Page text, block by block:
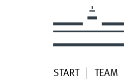
START TEAM